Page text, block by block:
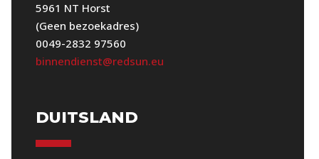
5961 NT Horst
(Geen bezoekadres)
0049-2832 97560
binnendienst@redsun.eu
DUITSLAND